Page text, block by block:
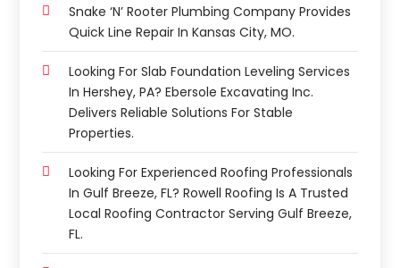
Snake ‘n’ Rooter Plumbing Company Provides
Quick Line Repair In Kansas City, MO.
Looking For Slab Foundation Leveling Services
In Hershey, PA? Ebersole Excavating Inc.
Delivers Reliable Solutions For Stable
Properties.
Looking For Experienced Roofing Professionals
In Gulf Breeze, FL? Rowell Roofing Is A Trusted
Local Roofing Contractor Serving Gulf Breeze,
FL.